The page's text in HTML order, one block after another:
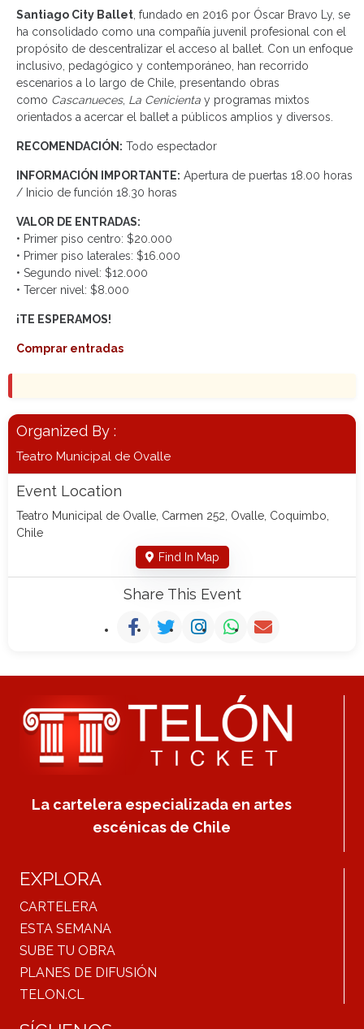
Santiago City Ballet , fundado en 2016 por Óscar Bravo Ly, se
ha consolidado como una compañía juvenil profesional con el
propósito de descentralizar el acceso al ballet. Con un enfoque
inclusivo, pedagógico y contemporáneo, han recorrido
escenarios a lo largo de Chile, presentando obras
como Cascanueces, La Cenicienta y programas mixtos
orientados a acercar el ballet a públicos amplios y diversos.
RECOMENDACIÓN: Todo espectador
INFORMACIÓN IMPORTANTE: Apertura de puertas 18.00 horas
/ Inicio de función 18.30 horas
VALOR DE ENTRADAS:
• Primer piso centro: $20.000
• Primer piso laterales: $16.000
• Segundo nivel: $12.000
• Tercer nivel: $8.000
¡TE ESPERAMOS!
Comprar entradas
Organized By :
Teatro Municipal de Ovalle
Event Location
Teatro Municipal de Ovalle, Carmen 252, Ovalle, Coquimbo,
Chile
Find In Map
Share This Event
La cartelera especializada en artes
escénicas de Chile
EXPLORA
CARTELERA
ESTA SEMANA
SUBE TU OBRA
PLANES DE DIFUSIÓN
TELON.CL